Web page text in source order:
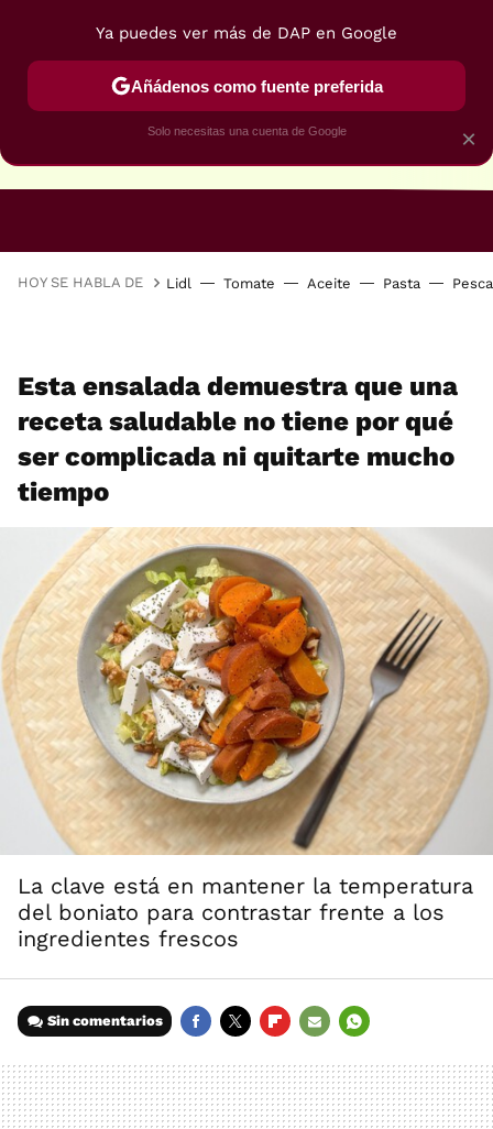
HOY SE HABLA DE Lidl Tomate Aceite Pasta
Esta ensalada demuestra que una
receta saludable no tiene por qué
ser complicada ni quitarte mucho
tiempo
La clave está en mantener la temperatura
del boniato para contrastar frente a los
ingredientes frescos
Sin comentarios
MAIL
×
Ya puedes ver más de DAP en Google
Añádenos como fuente preferida
Solo necesitas una cuenta de Google